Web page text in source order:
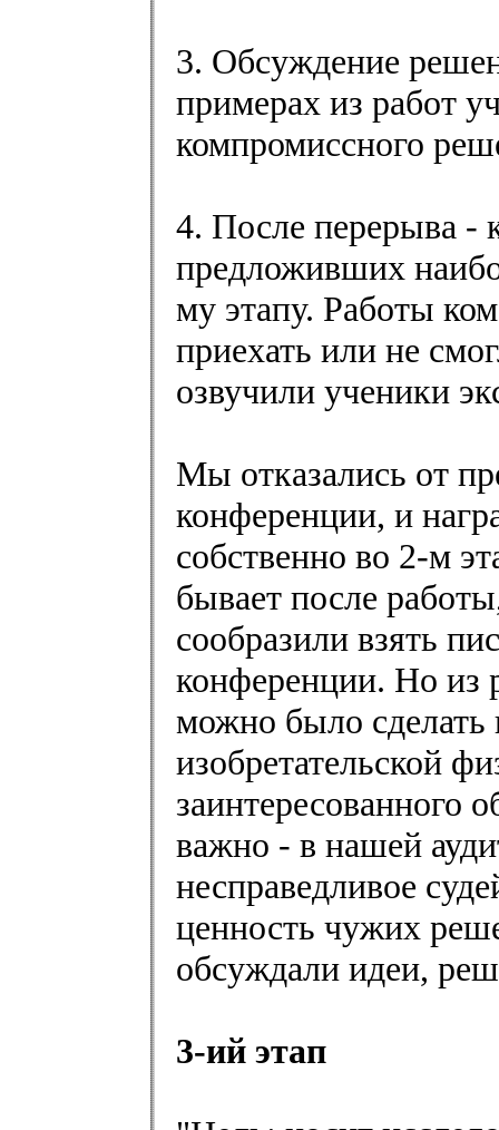
3. Обсуждение
примерах из работ
компромиссного
4. После перерыва -
предложивших
му этапу. Работы
приехать или не
озвучили ученики
Мы отказались от
конференции, и
собственно во 2-м
бывает после
сообразили взять
конференции. Но из
можно было сделать
изобретательской
заинтересованного
важно - в нашей
несправедливое
ценность чужих
обсуждали идеи,
3-ий этап